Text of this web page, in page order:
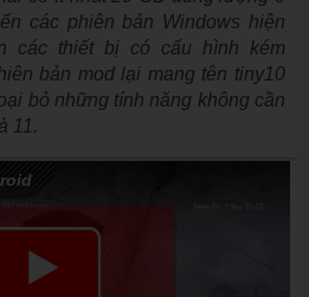
các phiên bản Windows hiện
các thiết bị có cấu hình kém
bản mod lại mang tên tiny10
bỏ những tính năng không cần
11.